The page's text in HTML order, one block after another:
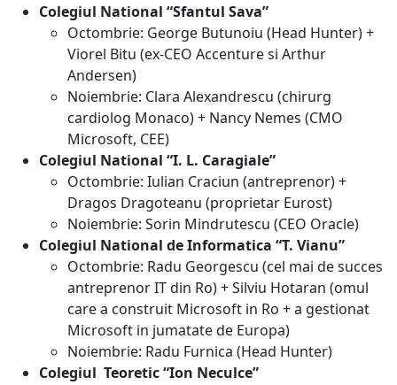
Colegiul National “Sfantul Sava”
Octombrie: George Butunoiu (Head Hunter) +
Viorel Bitu (ex-CEO Accenture si Arthur
Andersen)
Noiembrie: Clara Alexandrescu (chirurg
cardiolog Monaco) + Nancy Nemes (CMO
Microsoft, CEE)
Colegiul National “I. L. Caragiale”
Octombrie: Iulian Craciun (antreprenor) +
Dragos Dragoteanu (proprietar Eurost)
Noiembrie: Sorin Mindrutescu (CEO Oracle)
Colegiul National de Informatica “T. Vianu”
Octombrie: Radu Georgescu (cel mai de succes
antreprenor IT din Ro) + Silviu Hotaran (omul
care a construit Microsoft in Ro + a gestionat
Microsoft in jumatate de Europa)
Noiembrie: Radu Furnica (Head Hunter)
Colegiul Teoretic “Ion Neculce”